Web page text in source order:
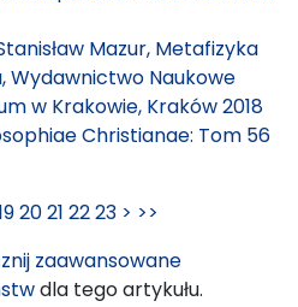
Mazur, Metafizyka
Wydawnictwo Naukowe
w Krakowie, Kraków 2018
Christianae: Tom 56
2021 2223 > >>
zaawansowane
dla tego artykułu.